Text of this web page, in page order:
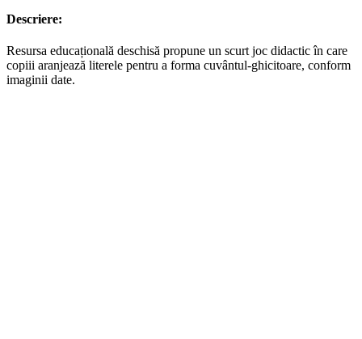
Descriere:
Resursa educațională deschisă propune un scurt joc didactic în care
copiii aranjează literele pentru a forma cuvântul-ghicitoare, conform
imaginii date.